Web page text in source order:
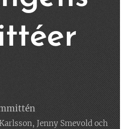
Jenny Smevold och